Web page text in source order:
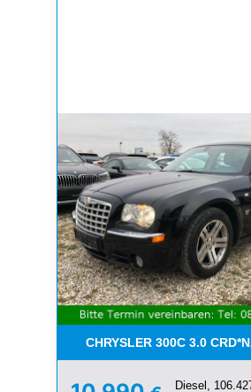
CHRYSLER 300C 3.0
Diesel,